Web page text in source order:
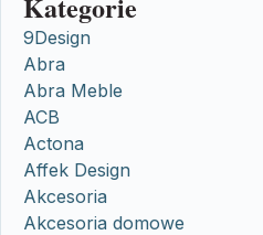
9Design
Abra
Abra Meble
ACB
Actona
Affek Design
Akcesoria
Akcesoria domowe